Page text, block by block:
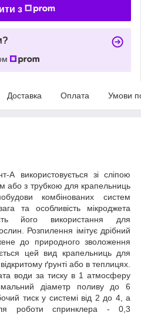
з
Доставка Оплата Умови
А використовується зі сліпою
або з трубкою для крапельниць
комбінованих систем
та особливість мікроджета
його використання для
Розпилення імітує дрібний
до природного зволоження
цей вид крапельниць для
ґрунті або в теплицях.
води за тиску в 1 атмосферу
діаметр поливу до 6
тиск у системі від 2 до 4, а
роботи спринклера - 0,3